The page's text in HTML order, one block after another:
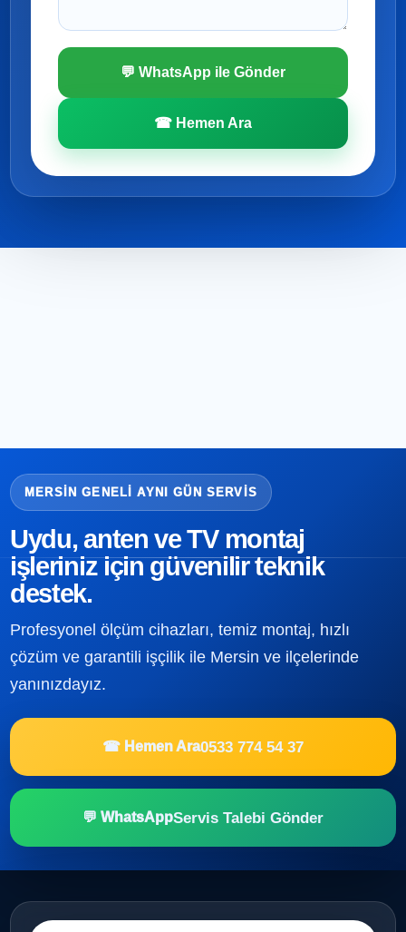
💬 WhatsApp ile Gönder
☎ Hemen Ara
MERSIN GENELI AYNI GÜN SERVIS
Uydu, anten ve TV montaj
işleriniz için güvenilir teknik
destek.
Profesyonel ölçüm cihazları, temiz montaj, hızlı
çözüm ve garantili işçilik ile Mersin ve ilçelerinde
yanınızdayız.
☎ Hemen Ara0533 774 54 37
💬 WhatsAppServis Talebi Gönder